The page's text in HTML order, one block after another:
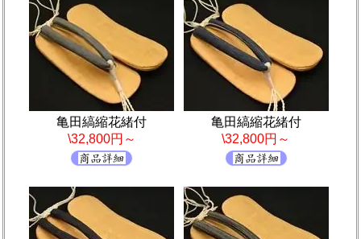
亀田縞縮花緒付
\32,800円～
亀田縞縮花緒付
\32,800円～